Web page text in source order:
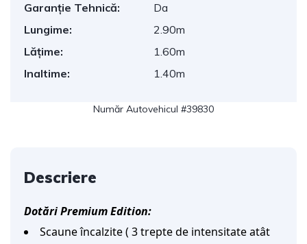
Garanție Tehnică:
Da
Lungime:
2.90m
Lățime:
1.60m
Inaltime:
1.40m
Număr Autovehicul #39830
Descriere
Dotări Premium Edition:
Scaune încalzite ( 3 trepte de intensitate atât